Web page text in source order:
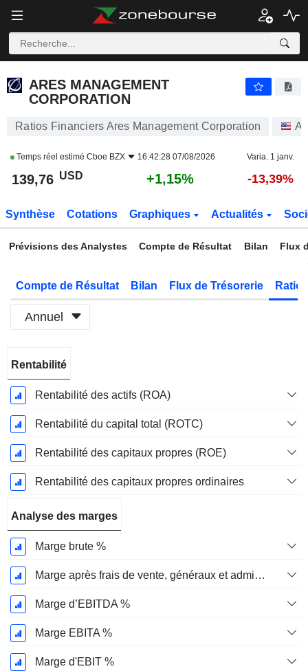
ARES MANAGEMENT
CORPORATION
Ratios Financiers Ares Management Corporation
Temps réel estimé Cboe BZX 16:42:28 07/08/2026 Varia. 1 janv.
139,76 USD +1,15% -13,39%
Synthèse Cotations Graphiques Actualités
Prévisions des Analystes Compte de Résultat Bilan Flux
Compte de Résultat Bilan Flux de Trésorerie
Annuel
Fiscale:
Décembre
Rentabilité
Rentabilité des actifs (ROA)
Rentabilité du capital total (ROTC)
Rentabilité des capitaux propres (ROE)
Rentabilité des capitaux propres ordinaires
Analyse des marges
Marge brute %
Marge après frais de vente, généraux et administratifs %
Marge d’EBITDA %
Marge EBITA %
Marge d'EBIT %